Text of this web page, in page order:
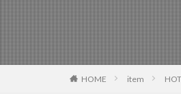
HOME item